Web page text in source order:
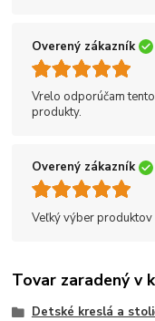
Overený zákazník
Vrelo odporúčam
produkty.
Overený zákazník
Veľký výber
Tovar zaradený v
Detské kreslá a